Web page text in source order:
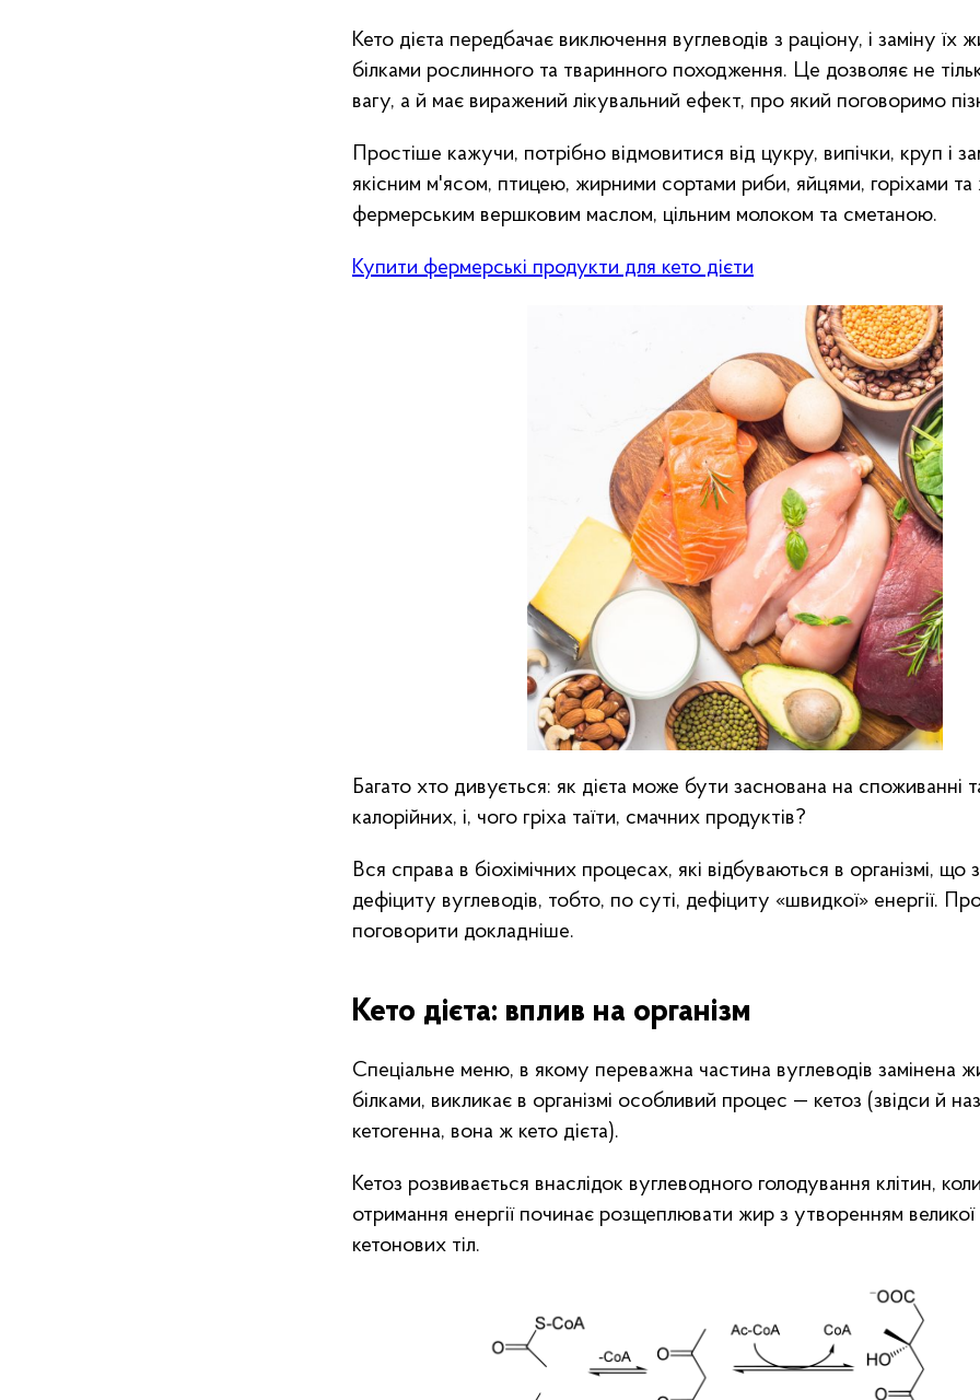
Кето дієта передбачає виключення вуглеводів з раціону, і заміну їх
білками рослинного та тваринного походження. Це дозволяє не
вагу, а й має виражений лікувальний ефект, про який поговоримо
Простіше кажучи, потрібно відмовитися від цукру, випічки, круп і
якісним м'ясом, птицею, жирними сортами риби, яйцями, горіхами
фермерським вершковим маслом, цільним молоком та сметаною.
Купити фермерські продукти для кето дієти
Багато хто дивується: як дієта може бути заснована на споживанні
калорійних, і, чого гріха таїти, смачних продуктів?
Вся справа в біохімічних процесах, які відбуваються в організмі, що
дефіциту вуглеводів, тобто, по суті, дефіциту «швидкої» енергії.
поговорити докладніше.
Кето дієта: вплив на організм
Спеціальне меню, в якому переважна частина вуглеводів замінена
білками, викликає в організмі особливий процес — кетоз (звідси й
кетогенна, вона ж кето дієта).
Кетоз розвивається внаслідок вуглеводного голодування клітин,
отримання енергії починає розщеплювати жир з утворенням великої
кетонових тіл.